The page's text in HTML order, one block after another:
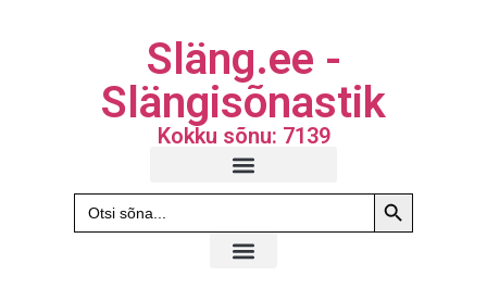
Släng.ee -
Slängisõnastik
Kokku sõnu: 7139
Search
for:
Search